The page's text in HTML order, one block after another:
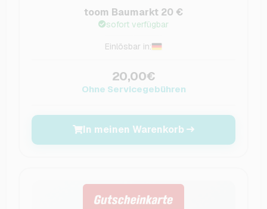
toom Baumarkt 20 €
sofort verfügbar
Einlösbar in:
20,00€
Ohne Servicegebühren
In meinen Warenkorb